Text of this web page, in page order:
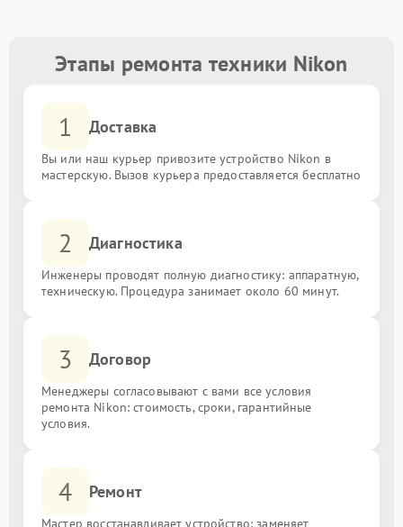
Этапы ремонта техники Nikon
1 Доставка
Вы или наш курьер привозите устройство Nikon в
мастерскую. Вызов курьера предоставляется бесплатно
2 Диагностика
Инженеры проводят полную диагностику: аппаратную,
техническую. Процедура занимает около 60 минут.
3 Договор
Менеджеры согласовывают с вами все условия
ремонта Nikon: стоимость, сроки, гарантийные
условия.
4 Ремонт
Мастер восстанавливает устройство: заменяет